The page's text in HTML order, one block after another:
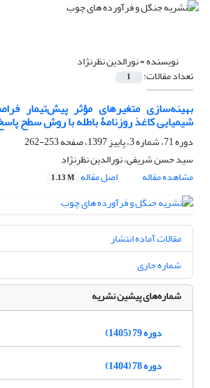
نویسنده =نورالدین نظرنژاد
تعداد مقالات: 1
بهینه‌سازی متغیرهای مؤثر پیش‌تیمار
شیمیایی کاغذ روزنامۀ باطله با روش سطح
دوره 71، شماره 3، پاییز 1397، صفحه
253-262
سید حسن شریفی، نورالدین نظرنژاد
مشاهده مقاله
اصل مقاله 1.13 M
مقالات آماده انتشار
شماره جاری
شماره‌های پیشین نشریه
دوره 79 (1405)
دوره 78 (1404)